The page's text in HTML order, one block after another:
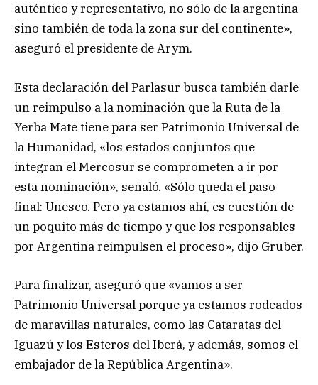
auténtico y representativo, no sólo de la argentina
sino también de toda la zona sur del continente»,
aseguró el presidente de Arym.
Esta declaración del Parlasur busca también darle
un reimpulso a la nominación que la Ruta de la
Yerba Mate tiene para ser Patrimonio Universal de
la Humanidad, «los estados conjuntos que
integran el Mercosur se comprometen a ir por
esta nominación», señaló. «Sólo queda el paso
final: Unesco. Pero ya estamos ahí, es cuestión de
un poquito más de tiempo y que los responsables
por Argentina reimpulsen el proceso», dijo Gruber.
Para finalizar, aseguró que «vamos a ser
Patrimonio Universal porque ya estamos rodeados
de maravillas naturales, como las Cataratas del
Iguazú y los Esteros del Iberá, y además, somos el
embajador de la República Argentina».